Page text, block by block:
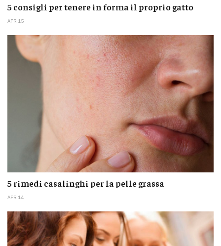
5 consigli per tenere in forma il proprio gatto
APR 15
5 rimedi casalinghi per la pelle grassa
APR 14